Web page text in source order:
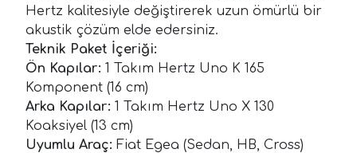
Hertz kalitesiyle değiştirerek uzun ömürlü bir
akustik çözüm elde edersiniz.
Teknik Paket İçeriği:
Ön Kapılar: 1 Takım Hertz Uno K 165
Komponent (16 cm)
Arka Kapılar: 1 Takım Hertz Uno X 130
Koaksiyel (13 cm)
Uyumlu Araç: Fiat Egea (Sedan, HB, Cross)